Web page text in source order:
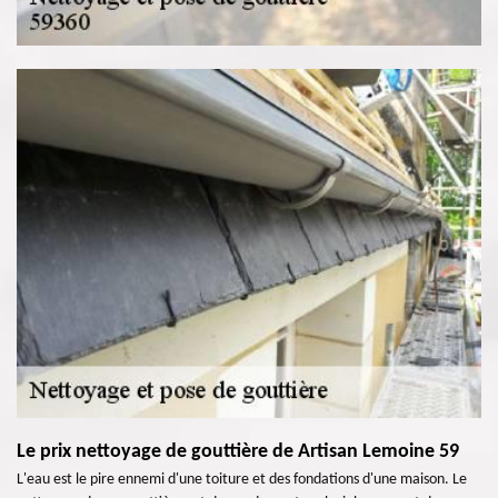
Le prix nettoyage de gouttière de Artisan Lemoine 59
L'eau est le pire ennemi d'une toiture et des fondations d'une maison. Le